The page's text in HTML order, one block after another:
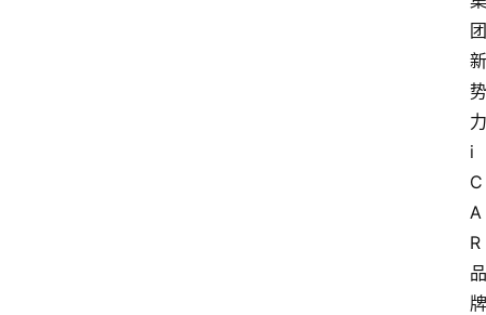
团
新
势
力
i
C
A
R
品
牌